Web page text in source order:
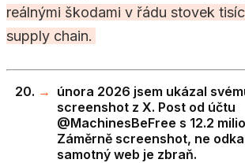
reálnými škodami v řádu stovek
supply chain.
února 2026 jsem ukázal
screenshot z X. Post od účtu
@MachinesBeFree s 12.2
Záměrně screenshot, ne
samotný web je zbraň.